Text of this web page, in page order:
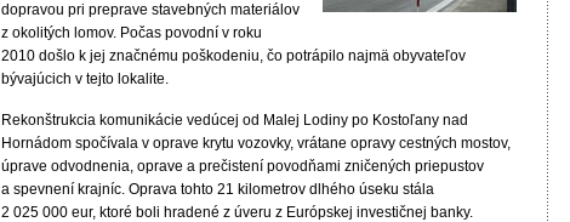
dopravou pri preprave stavebných materiálov
z okolitých lomov. Počas povodní v roku
2010 došlo k jej značnému poškodeniu, čo potrápilo najmä obyvateľov
bývajúcich v tejto lokalite.
Rekonštrukcia komunikácie vedúcej od Malej Lodiny po Kostoľany nad
Hornádom spočívala v oprave krytu vozovky, vrátane opravy cestných mostov,
úprave odvodnenia, oprave a prečistení povodňami zničených priepustov
a spevnení krajníc. Oprava tohto 21 kilometrov dlhého úseku stála
2 025 000 eur, ktoré boli hradené z úveru z Európskej investičnej banky.